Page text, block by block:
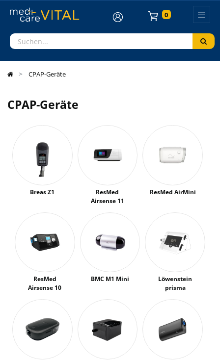
0
CPAP-Geräte
Kategorien
anzeigen
CPAP-Geräte
Breas Z1
ResMed
Airsense 11
ResMed AirMini
ResMed
Airsense 10
BMC M1 Mini
Löwenstein
prisma